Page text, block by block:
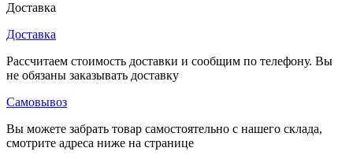
Доставка
Доставка
Рассчитаем стоимость доставки и сообщим по телефону. Вы
не обязаны заказывать доставку
Самовывоз
Вы можете забрать товар самостоятельно с нашего склада,
смотрите адреса ниже на странице